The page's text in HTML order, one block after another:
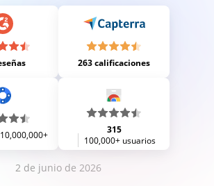
263 calificaciones
10,000,000+
315
100,000+ usuarios
2 de junio de 2026